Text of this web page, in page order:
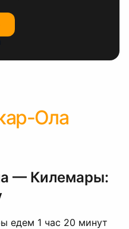
Ола
— Килемары:
едем 1 час 20 минут